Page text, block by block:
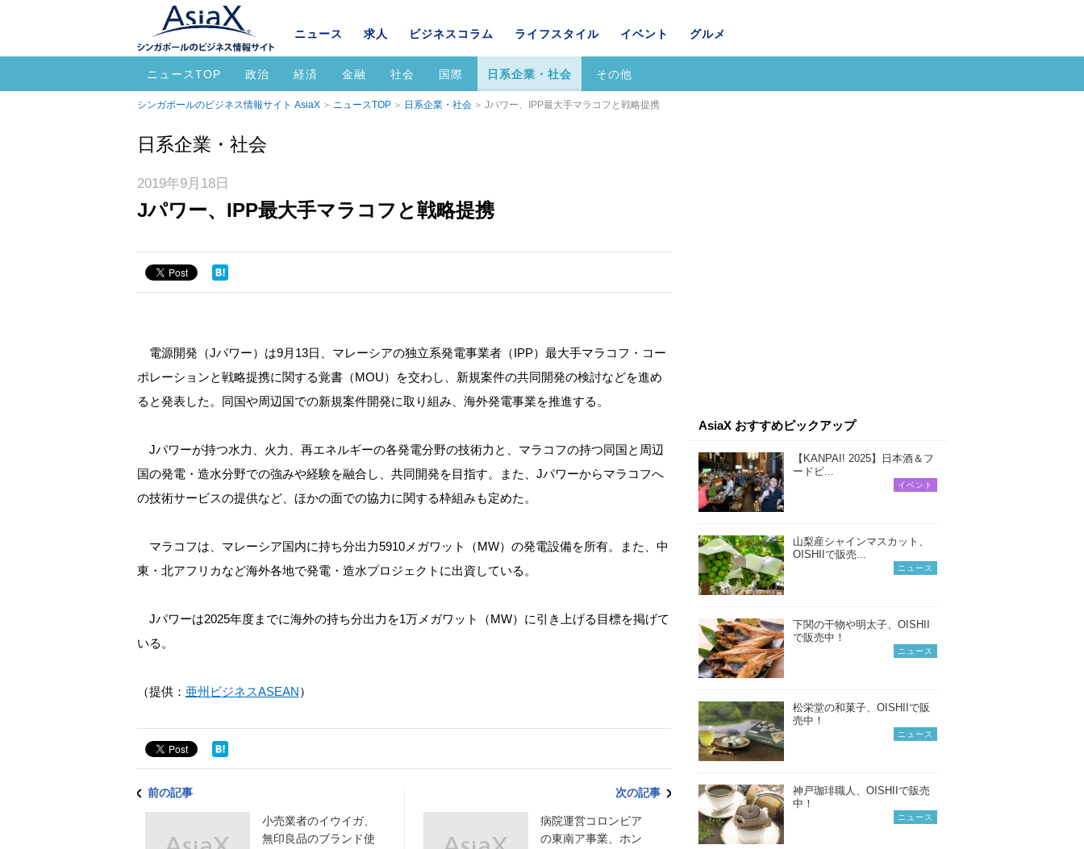
ニュース 求人 ビジネスコラム ライフスタイル イベント グルメ
ニュースTOP 政治 経済 金融 社会 国際 日系企業・社会 その他
シンガポールのビジネス情報サイト AsiaX ニュースTOP 日系企業・社会 Jパワー、IPP最大手マラコフと戦略提携
日系企業・社会
2019年9月18日
Jパワー、IPP最大手マラコフと戦略提携
電源開発（Jパワー）は9月13日、マレーシアの独立系発電事業者（IPP）最大手マラコフ・コー
ポレーションと戦略提携に関する覚書（MOU）を交わし、新規案件の共同開発の検討などを進め
ると発表した。同国や周辺国での新規案件開発に取り組み、海外発電事業を推進する。
Jパワーが持つ水力、火力、再エネルギーの各発電分野の技術力と、マラコフの持つ同国と周辺
国の発電・造水分野での強みや経験を融合し、共同開発を目指す。また、Jパワーからマラコフへ
の技術サービスの提供など、ほかの面での協力に関する枠組みも定めた。
マラコフは、マレーシア国内に持ち分出力5910メガワット（MW）の発電設備を所有。また、中
東・北アフリカなど海外各地で発電・造水プロジェクトに出資している。
Jパワーは2025年度までに海外の持ち分出力を1万メガワット（MW）に引き上げる目標を掲げて
いる。
（提供： 亜州ビジネスASEAN）
前の記事
小売業者のイウイガ、
無印良品のブランド使
次の記事
病院運営コロンビア
の東南ア事業、ホン
AsiaX おすすめピックアップ
【KANPAI! 2025】日本酒＆フ
ードビ...
イベント
山梨産シャインマスカット、
OISHIIで販売...
ニュース
下関の干物や明太子、OISHII
で販売中！
ニュース
松栄堂の和菓子、OISHIIで販
売中！
ニュース
神戸珈琲職人、OISHIIで販売
中！
ニュース